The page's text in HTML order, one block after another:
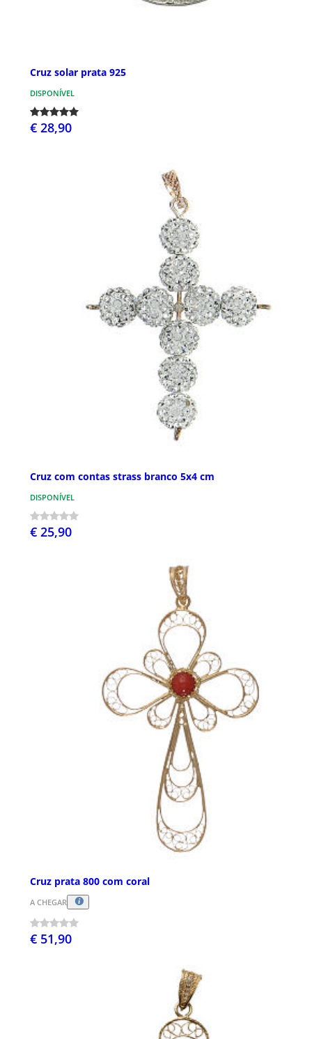
Cruz solar prata 925
DISPONÍVEL
€ 28,90
Cruz com contas strass branco 5x4 cm
DISPONÍVEL
€ 25,90
Cruz prata 800 com coral
A CHEGAR
€ 51,90